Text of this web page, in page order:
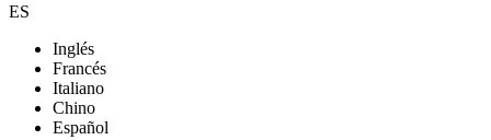
ES
Inglés
Francés
Italiano
Chino
Español